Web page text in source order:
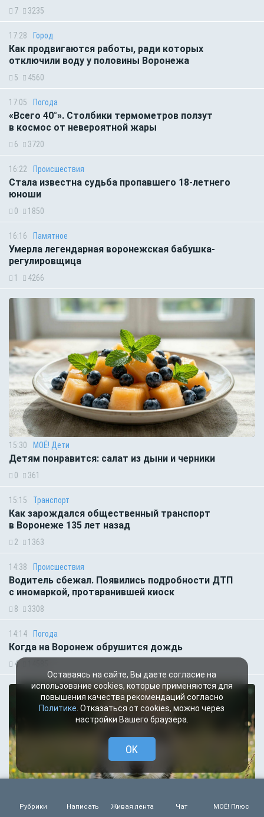
7 3235
17:28 Город
Как продвигаются работы, ради которых
отключили воду у половины Воронежа
5 4560
17:05 Погода
«Всего 40°». Столбики термометров ползут
в космос от невероятной жары
6 3720
16:22 Происшествия
Стала известна судьба пропавшего 18-летнего
юноши
0 1850
16:16 Памятное
Умерла легендарная воронежская бабушка-
регулировщица
1 4266
15:30 МОЁ! Дети
Детям понравится: салат из дыни и черники
0 361
15:15 Транспорт
Как зарождался общественный транспорт
в Воронеже 135 лет назад
2 1363
14:38 Происшествия
Водитель сбежал. Появились подробности ДТП
с иномаркой, протаранившей киоск
8 3308
14:14 Погода
Когда на Воронеж обрушится дождь
4
Рубрики Написать Живая лента Чат МОЁ! Плюс
Оставаясь на сайте, Вы даете согласие на
использование cookies, которые применяются для
повышения качества рекомендаций согласно
Политике . Отказаться от cookies, можно через
настройки Вашего браузера.
OK